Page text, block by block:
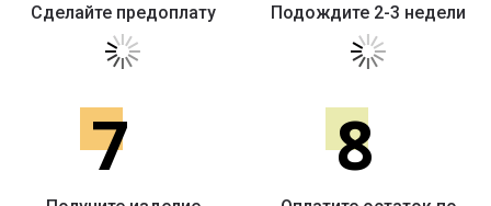
Сделайте предоплату Подождите 2-3 недели
7 8